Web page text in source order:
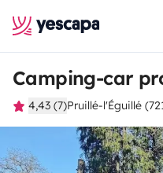
Camping-car
4,43 (7)Pruillé-l'Éguillé